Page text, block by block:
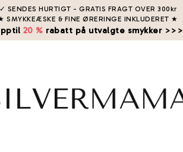
✓ SENDES HURTIGT - GRATIS FRAGT OVER 300kr
SMYKKEÆSKE & FINE ØRERINGE INKLUDERET ★
20 % rabatt på utvalgte smykker >>>